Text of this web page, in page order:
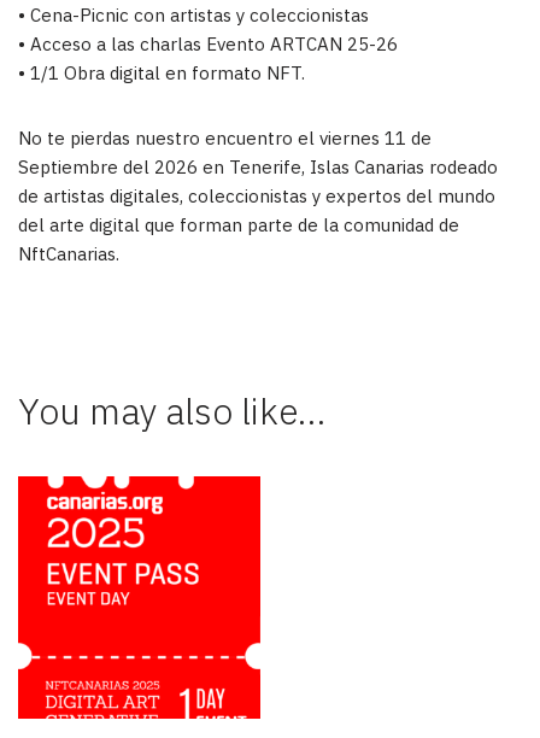
• Cena-Picnic con artistas y coleccionistas
• Acceso a las charlas Evento ARTCAN 25-26
• 1/1 Obra digital en formato NFT.
No te pierdas nuestro encuentro el viernes 11 de
Septiembre del 2026 en Tenerife, Islas Canarias rodeado
de artistas digitales, coleccionistas y expertos del mundo
del arte digital que forman parte de la comunidad de
NftCanarias.
You may also like…